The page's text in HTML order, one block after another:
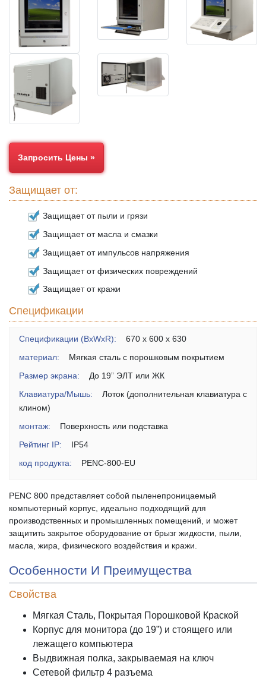
Запросить Цены »
Защищает от:
Защищает от пыли и грязи
Защищает от масла и смазки
Защищает от импульсов напряжения
Защищает от физических повреждений
Защищает от кражи
Спецификации
Спецификации (BxWxR): 670 x 600 x 630
материал: Мягкая сталь с порошковым покрытием
Размер экрана: До 19” ЭЛТ или ЖК
Клавиатура/Мышь:
Лоток (дополнительная клавиатура с
клином)
монтаж: Поверхность или подставка
Рейтинг IP: IP54
код продукта: PENC-800-EU
PENC 800 представляет собой пыленепроницаемый
компьютерный корпус, идеально подходящий для
производственных и промышленных помещений, и может
защитить закрытое оборудование от брызг жидкости, пыли,
масла, жира, физического воздействия и кражи.
Особенности И Преимущества
Свойства
Мягкая Сталь, Покрытая Порошковой Краской
Корпус для монитора (до 19”) и стоящего или
лежащего компьютера
Выдвижная полка, закрываемая на ключ
Сетевой фильтр 4 разъема